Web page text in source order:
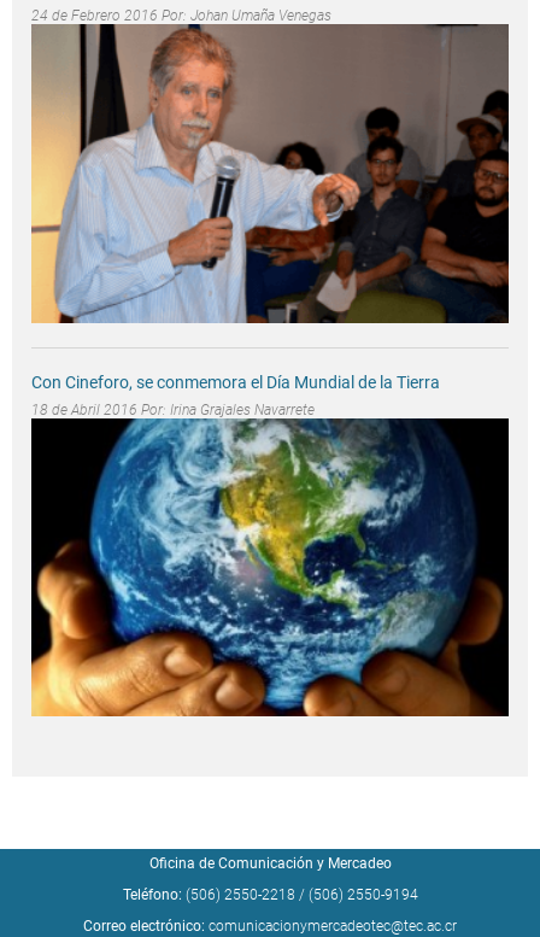
24 de Febrero 2016 Por: Johan Umaña Venegas
Con Cineforo, se conmemora el Día Mundial de la Tierra
18 de Abril 2016 Por: Irina Grajales Navarrete
Oficina de Comunicación y Mercadeo
Teléfono: (506) 2550-2218 / (506) 2550-9194
Correo electrónico: comunicacionymercadeotec@tec.ac.cr